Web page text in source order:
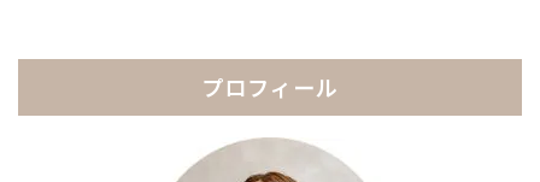
ブ
プロフィール